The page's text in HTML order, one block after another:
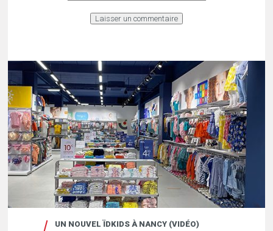
UN NOUVEL ÏDKIDS À NANCY (VIDÉO)